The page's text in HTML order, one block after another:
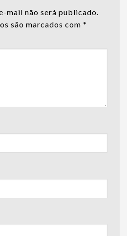
mail não será publicado.
são marcados com *